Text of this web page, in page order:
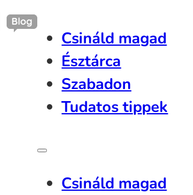
Csináld magad
Észtárca
Szabadon
Tudatos tippek
Csináld magad